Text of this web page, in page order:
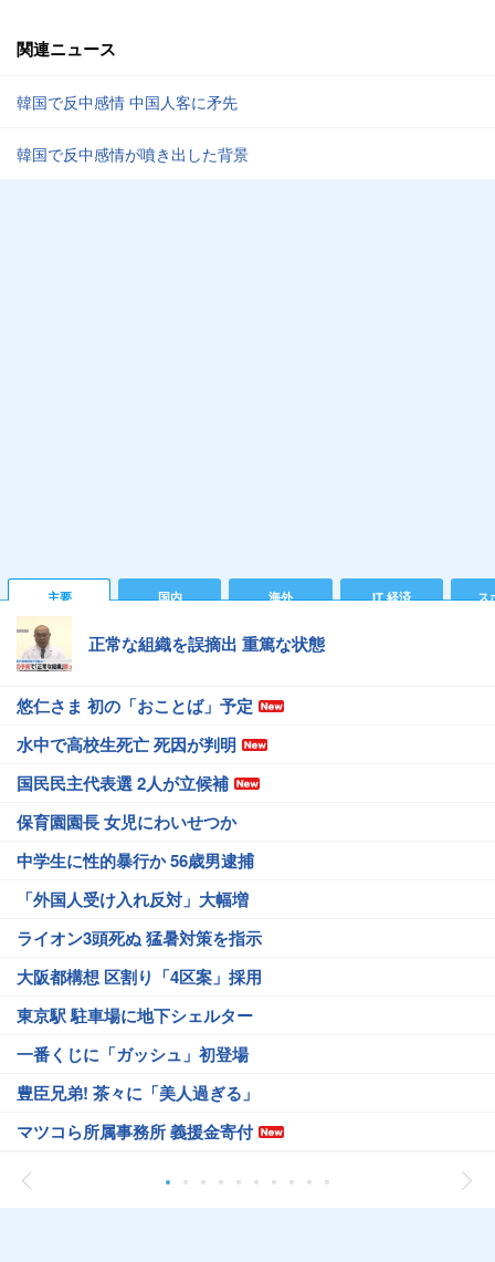
関連ニュース
韓国で反中感情 中国人客に矛先
韓国で反中感情が噴き出した背景
主要 国内 海外 IT 経済 ス
正常な組織を誤摘出 重篤な状態
悠仁さま 初の「おことば」予定
水中で高校生死亡 死因が判明
国民民主代表選 2人が立候補
保育園園長 女児にわいせつか
中学生に性的暴行か 56歳男逮捕
「外国人受け入れ反対」大幅増
ライオン3頭死ぬ 猛暑対策を指示
大阪都構想 区割り「4区案」採用
東京駅 駐車場に地下シェルター
一番くじに「ガッシュ」初登場
豊臣兄弟! 茶々に「美人過ぎる」
マツコら所属事務所 義援金寄付